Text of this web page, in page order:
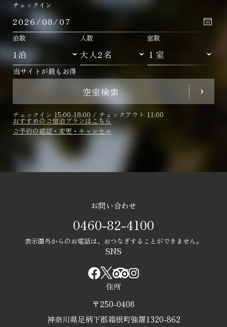
チェックイン
泊数 人数 室数
当サイトが最もお得
空室検索
チェックイン 15:00-18:00 / チェックアウト 11:00
おすすめのご宿泊プランはこちら
ご予約の確認・変更・キャンセル
お問い合わせ
0460-82-4100
表示圏外からのお電話は、おつなぎすることができません。
SNS
住所
〒250-0408
神奈川県足柄下郡箱根町強羅1320-862